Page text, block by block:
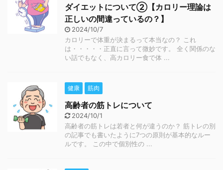
ダイエットについて②【カロリー理論は
正しいの間違っているの？】
2024/10/7
カロリーで体重が決まるって本当なの？ これ
は・・・・・正直に言って微妙です。 全く関係のな
い話でもなく、高カロリー食で体 ...
健康 筋肉
高齢者の筋トレについて
2024/10/1
高齢者の筋トレは若者と何が違うのか？ 筋トレの別
の記事でも書いたように7つの原則が基本的なルー
ルです。 この中で個別性の ...